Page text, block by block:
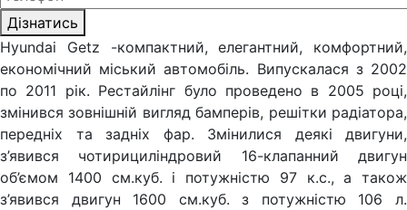
Дізнатись
Hyundai Getz -компактний, елегантний, комфортний,
економічний міський автомобіль. Випускалася з 2002
по 2011 рік. Рестайлінг було проведено в 2005 році,
змінився зовнішній вигляд бамперів, решітки радіатора,
передніх та задніх фар. Змінилися деякі двигуни,
з’явився чотирициліндровий 16-клапанний двигун
об’ємом 1400 см.куб. і потужністю 97 к.с., а також
з’явився двигун 1600 см.куб. з потужністю 106 л.